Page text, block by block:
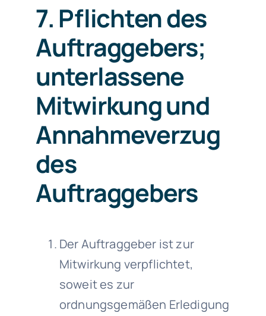
7. Pflichten des
Auftraggebers;
unterlassene
Mitwirkung und
Annahmeverzug
des
Auftraggebers
Der Auftraggeber ist zur
Mitwirkung verpflichtet,
soweit es zur
ordnungsgemäßen Erledigung